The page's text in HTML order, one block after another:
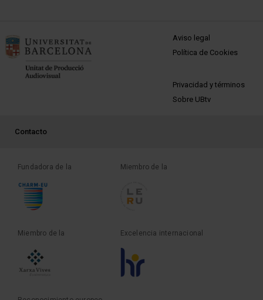
MENÚ PEU 1
Aviso legal
Política de Cookies
PEU 2
Privacidad y términos
Sobre UBtv
PEU 3
Contacto
Fundadora de la Miembro de la
Miembro de la Excelencia internacional